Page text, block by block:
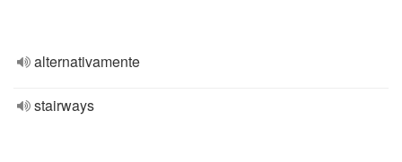
alternativamente
stairways